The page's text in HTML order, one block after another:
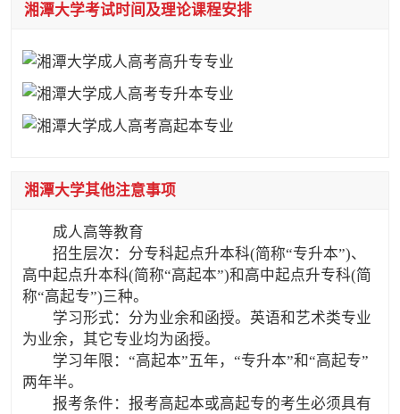
湘潭大学考试时间及理论课程安排
湘潭大学其他注意事项
成人高等教育
招生层次：分专科起点升本科(简称“专升本”)、
高中起点升本科(简称“高起本”)和高中起点升专科(简
称“高起专”)三种。
学习形式：分为业余和函授。英语和艺术类专业
为业余，其它专业均为函授。
学习年限：“高起本”五年，“专升本”和“高起专”
两年半。
报考条件：报考高起本或高起专的考生必须具有